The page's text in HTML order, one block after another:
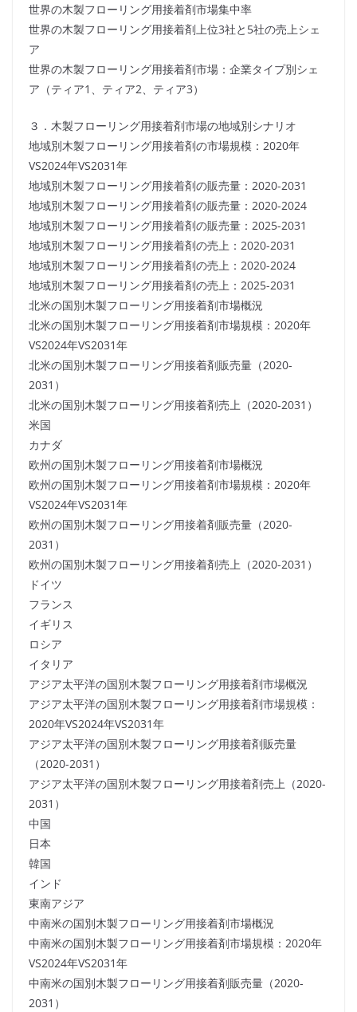
世界の木製フローリング用接着剤市場集中率
世界の木製フローリング用接着剤上位3社と5社の売上シェ
ア
世界の木製フローリング用接着剤市場：企業タイプ別シェ
ア（ティア1、ティア2、ティア3）
３．木製フローリング用接着剤市場の地域別シナリオ
地域別木製フローリング用接着剤の市場規模：2020年
VS2024年VS2031年
地域別木製フローリング用接着剤の販売量：2020-2031
地域別木製フローリング用接着剤の販売量：2020-2024
地域別木製フローリング用接着剤の販売量：2025-2031
地域別木製フローリング用接着剤の売上：2020-2031
地域別木製フローリング用接着剤の売上：2020-2024
地域別木製フローリング用接着剤の売上：2025-2031
北米の国別木製フローリング用接着剤市場概況
北米の国別木製フローリング用接着剤市場規模：2020年
VS2024年VS2031年
北米の国別木製フローリング用接着剤販売量（2020-
2031）
北米の国別木製フローリング用接着剤売上（2020-2031）
米国
カナダ
欧州の国別木製フローリング用接着剤市場概況
欧州の国別木製フローリング用接着剤市場規模：2020年
VS2024年VS2031年
欧州の国別木製フローリング用接着剤販売量（2020-
2031）
欧州の国別木製フローリング用接着剤売上（2020-2031）
ドイツ
フランス
イギリス
ロシア
イタリア
アジア太平洋の国別木製フローリング用接着剤市場概況
アジア太平洋の国別木製フローリング用接着剤市場規模：
2020年VS2024年VS2031年
アジア太平洋の国別木製フローリング用接着剤販売量
（2020-2031）
アジア太平洋の国別木製フローリング用接着剤売上（2020-
2031）
中国
日本
韓国
インド
東南アジア
中南米の国別木製フローリング用接着剤市場概況
中南米の国別木製フローリング用接着剤市場規模：2020年
VS2024年VS2031年
中南米の国別木製フローリング用接着剤販売量（2020-
2031）